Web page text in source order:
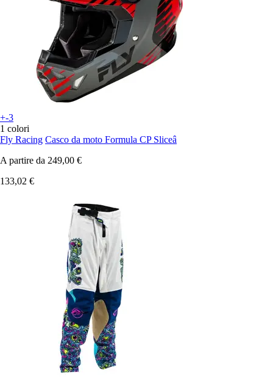
+-3
1 colori
Fly Racing Casco da moto Formula CP Sliceâ
A partire da 249,00 €
133,02 €